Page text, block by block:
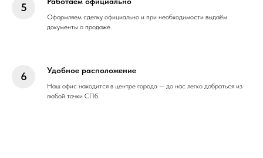
Оформляем сделку официально и при необходимости выдаём
документы о продаже.
Удобное расположение
Наш офис находится в центре города — до нас легко добраться из
любой точки СПб.